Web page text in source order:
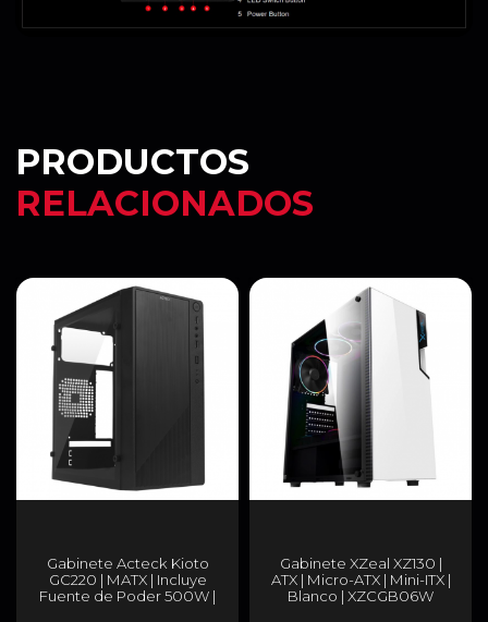
PRODUCTOS
RELACIONADOS
Gabinete Acteck Kioto
GC220 | MATX | Incluye
Fuente de Poder 500W |
Gabinete XZeal XZ130 |
ATX | Micro-ATX | Mini-ITX |
Blanco | XZCGB06W